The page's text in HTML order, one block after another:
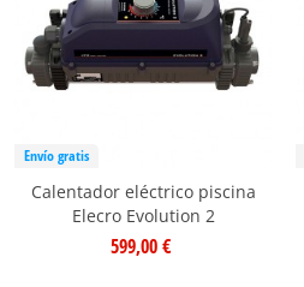
Envío gratis
Calentador eléctrico piscina
Elecro Evolution 2
599,00 €